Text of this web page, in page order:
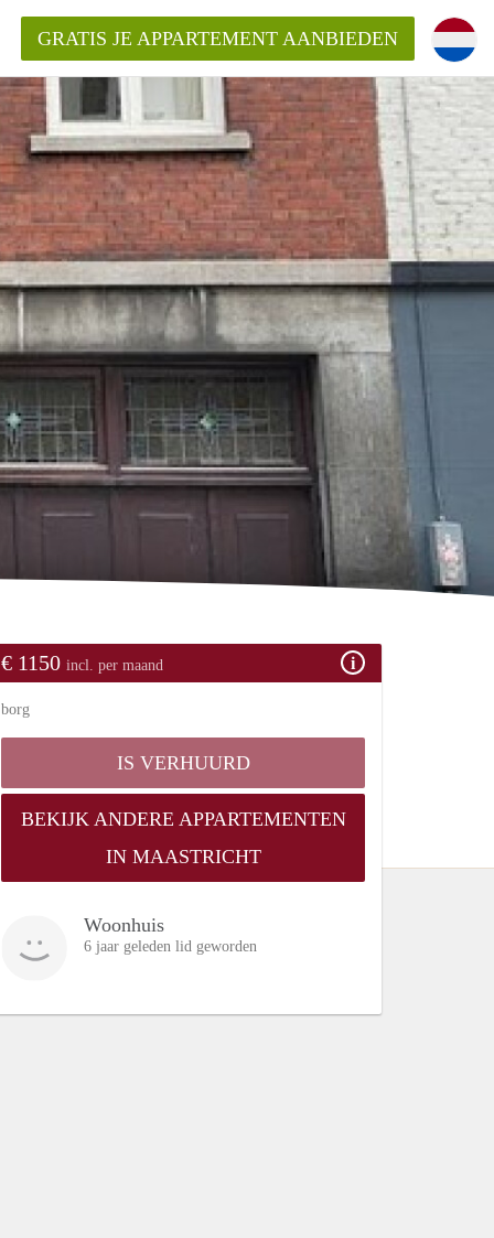
in Maastricht?
GRATIS JE APPARTEMENT AANBIEDEN
€ 1150 incl. per maand
borg
IS VERHUURD
BEKIJK ANDERE APPARTEMENTEN
IN MAASTRICHT
Woonhuis
6 jaar geleden lid geworden